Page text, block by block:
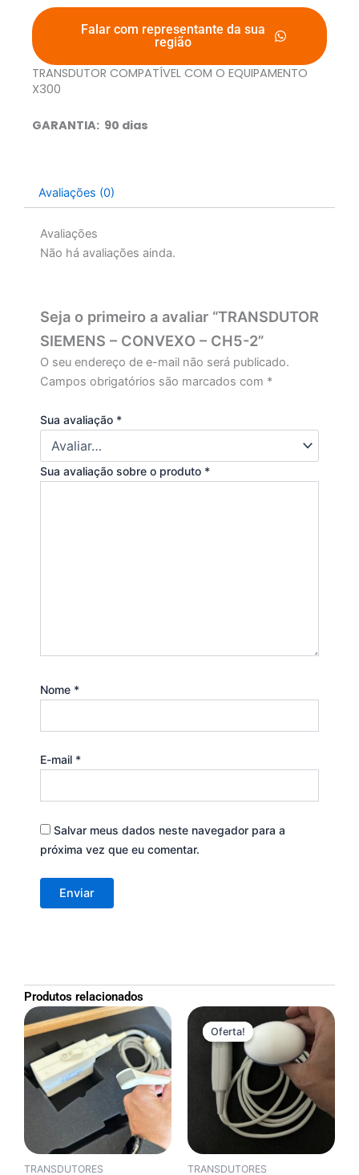
Falar com representante da sua
região
TRANSDUTOR COMPATÍVEL COM O EQUIPAMENTO
X300
GARANTIA: 90 dias
Avaliações (0)
Avaliações
Não há avaliações ainda.
Seja o primeiro a avaliar “TRANSDUTOR
SIEMENS – CONVEXO – CH5-2”
O seu endereço de e-mail não será publicado.
Campos obrigatórios são marcados com *
Sua avaliação *
Sua avaliação sobre o produto *
Nome *
E-mail *
Salvar meus dados neste navegador para a
próxima vez que eu comentar.
Produtos relacionados
TRANSDUTORES
Oferta!
Oferta!
TRANSDUTORES
preço
original
era:
R$7,900.00.
O
preço
atual
é:
R$7,000.00.